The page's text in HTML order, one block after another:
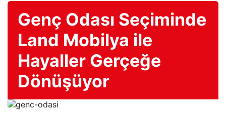
Genç Odası Seçiminde
Land Mobilya ile
Hayaller Gerçeğe
Dönüşüyor